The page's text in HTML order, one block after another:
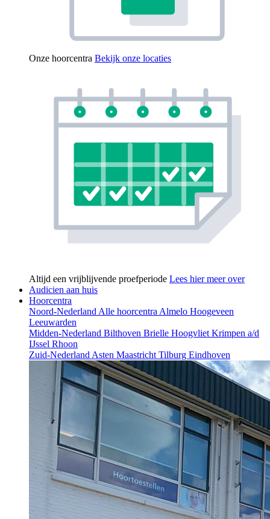
Onze hoorcentra Bekijk onze locaties
Altijd een vrijblijvende proefperiode Lees hier meer over
Audicien aan huis
Hoorcentra
Noord-Nederland Alle hoorcentra Almelo Hoogeveen
Leeuwarden
Midden-Nederland Bilthoven Brielle Hoogvliet Krimpen a/d
IJssel Rhoon
Zuid-Nederland Asten Maastricht Tilburg Eindhoven